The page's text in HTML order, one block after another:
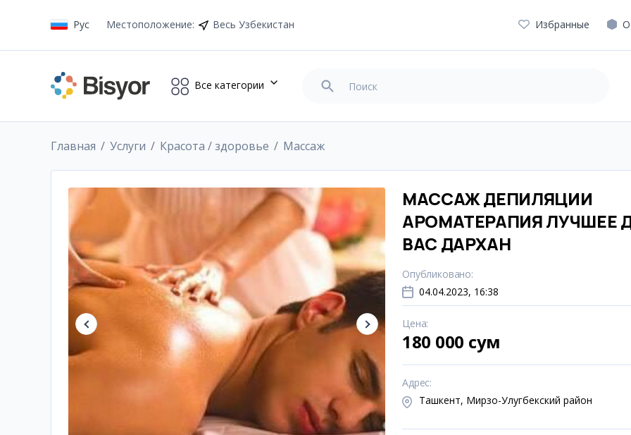
Рус Местоположение: Весь Узбекистан Избранные
Все категории
Главная Услуги Красота / здоровье Массаж
МАССАЖ ДЕПИЛЯЦИИ
АРОМАТЕРАПИЯ ЛУЧШЕЕ
ВАС ДАРХАН
Опубликовано:
04.04.2023, 16:38
Цена:
180 000 сум
Адрес:
Ташкент, Мирзо-Улугбекский район